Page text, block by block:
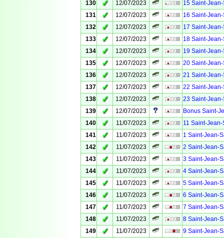
130 ✓ 12/07/2023
15 Saint-
131
✓ 12/07/2023
16 Saint-
132
✓ 12/07/2023
17 Saint-
133
✓ 12/07/2023
18 Saint-
134
✓ 12/07/2023
19 Saint-
135
✓ 12/07/2023
20 Saint-
136
✓ 12/07/2023
21 Saint-
137
✓ 12/07/2023
22 Saint-
138
✓ 12/07/2023
23 Saint-
139
✓ 12/07/2023
Bonus Saint-
140
✓ 11/07/2023
11 Saint-
141
✓ 11/07/2023
1 Saint-Jean-
142
✓ 11/07/2023
2 Saint-Jean-
143
✓ 11/07/2023
3 Saint-Jean-
144
✓ 11/07/2023
4 Saint-Jean-
145
✓ 11/07/2023
5 Saint-Jean-
146
✓ 11/07/2023
6 Saint-Jean-
147
✓ 11/07/2023
7 Saint-Jean-
148
✓ 11/07/2023
8 Saint-Jean-
149
✓ 11/07/2023
9 Saint-Jean-